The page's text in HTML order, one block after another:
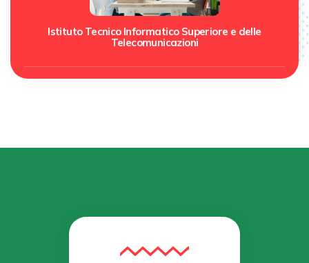
Istituto Tecnico Informatico Superiore e delle
Telecomunicazioni